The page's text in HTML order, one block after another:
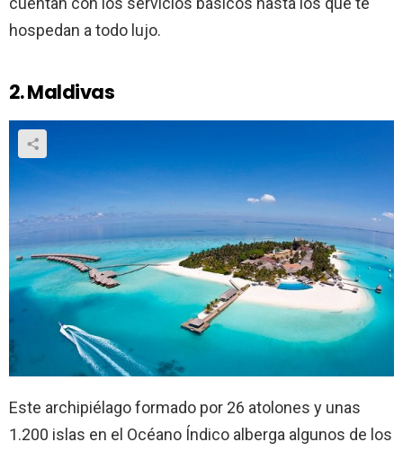
hospedan a todo lujo.
2. Maldivas
Este archipiélago formado por 26 atolones y unas
1.200 islas en el Océano Índico alberga algunos de los